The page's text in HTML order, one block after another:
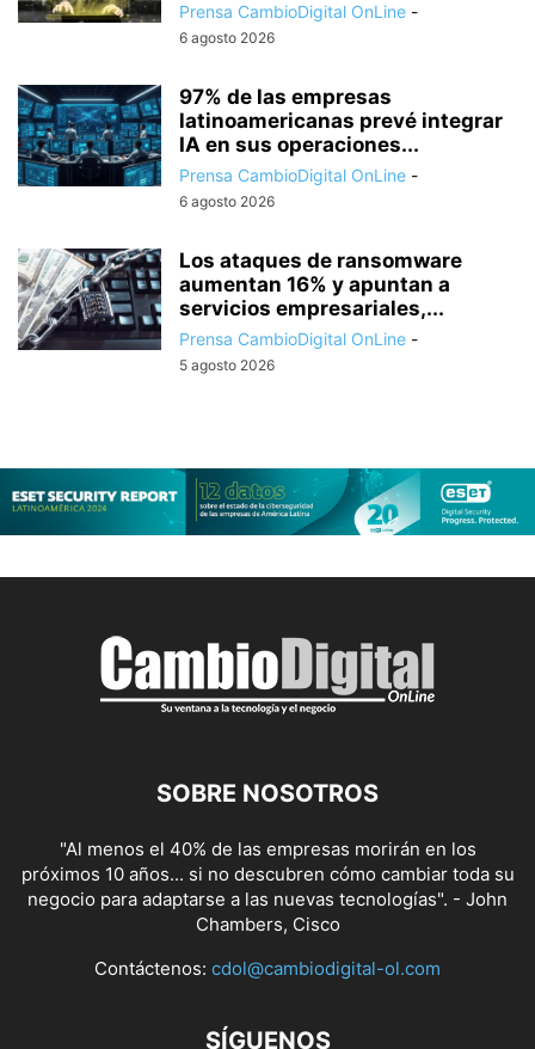
Prensa CambioDigital OnLine -
6 agosto 2026
97% de las empresas
latinoamericanas prevé integrar
IA en sus operaciones...
Prensa CambioDigital OnLine -
6 agosto 2026
Los ataques de ransomware
aumentan 16% y apuntan a
servicios empresariales,...
Prensa CambioDigital OnLine -
5 agosto 2026
SOBRE NOSOTROS
"Al menos el 40% de las empresas morirán en los
próximos 10 años... si no descubren cómo cambiar toda su
negocio para adaptarse a las nuevas tecnologías". - John
Chambers, Cisco
Contáctenos: cdol@cambiodigital-ol.com
SÍGUENOS